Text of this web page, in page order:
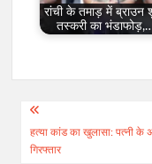
रांची के तमाड़ में ब्राउन
तस्करी का
Post
navigation
हत्या कांड का खुलासा: पत्नी
गिरफ्तार